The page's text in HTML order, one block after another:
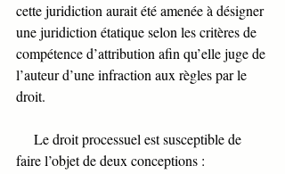
cette juridiction aurait été amenée à désigner
une juridiction étatique selon les critères de
compétence d’attribution afin qu’elle juge de
l’auteur d’une infraction aux règles par le
droit.
faire l’objet de deux conceptions :